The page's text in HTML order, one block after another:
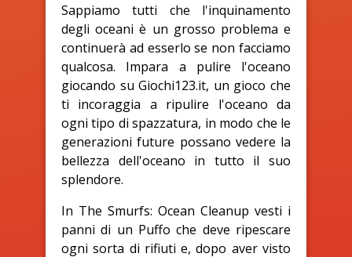
Sappiamo tutti che l'inquinamento
degli oceani è un grosso problema e
continuerà ad esserlo se non facciamo
qualcosa. Impara a pulire l'oceano
giocando su Giochi123.it, un gioco che
ti incoraggia a ripulire l'oceano da
ogni tipo di spazzatura, in modo che le
generazioni future possano vedere la
bellezza dell'oceano in tutto il suo
splendore.
In The Smurfs: Ocean Cleanup vesti i
panni di un Puffo che deve ripescare
ogni sorta di rifiuti e, dopo aver visto